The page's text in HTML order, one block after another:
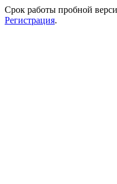
Срок работы пробной
Регистрация.